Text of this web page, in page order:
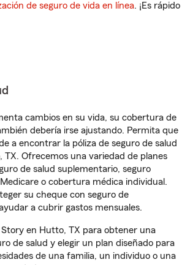
de seguro de vida en línea. ¡Es rápido
cambios en su vida, su cobertura de
debería irse ajustando. Permita que
a encontrar la póliza de seguro de salud
Ofrecemos una variedad de planes
de salud suplementario, seguro
o cobertura médica individual.
su cheque con seguro de
a cubrir gastos mensuales.
Story en Hutto, TX para obtener una
de salud y elegir un plan diseñado para
de una familia, un individuo o una